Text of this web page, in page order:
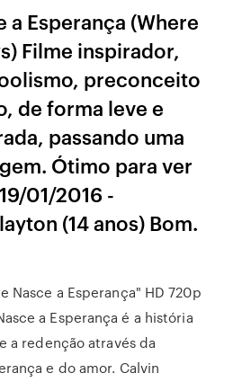
a Esperança (Where
Filme inspirador,
preconceito
de forma leve e
passando uma
Ótimo para ver
01/2016 -
(14 anos) Bom.
Nasce a Esperança" HD 720p
a Esperança é a história
a redenção através da
e do amor. Calvin